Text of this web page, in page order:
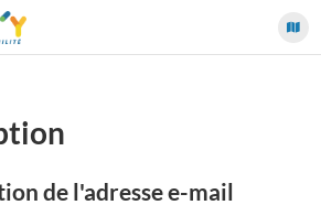
de l'adresse e-mail